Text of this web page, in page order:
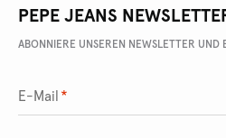
PEPE JEANS
ABONNIERE UNSEREN NEWSLETTER UND
E-Mail *